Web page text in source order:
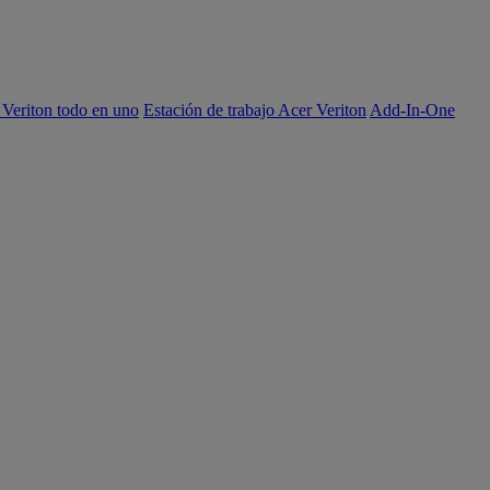
todo en uno Estación de trabajo Acer Veriton Add-In-One